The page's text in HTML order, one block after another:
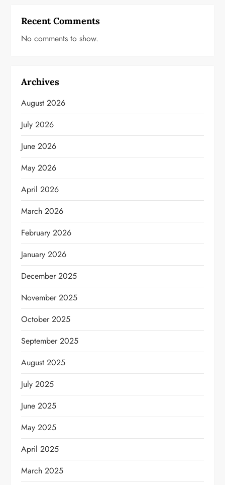
Recent Comments
No comments to show.
Archives
August 2026
July 2026
June 2026
May 2026
April 2026
March 2026
February 2026
January 2026
December 2025
November 2025
October 2025
September 2025
August 2025
July 2025
June 2025
May 2025
April 2025
March 2025